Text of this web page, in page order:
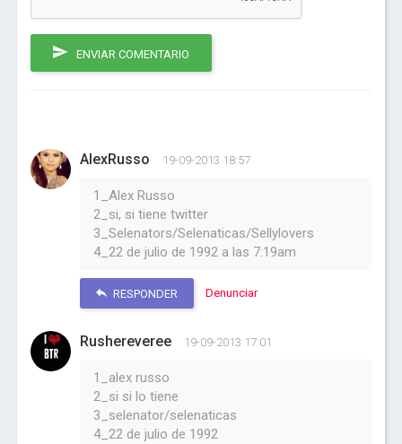
ENVIAR COMENTARIO
AlexRusso 19-09-2013 18:57
1_Alex Russo
2_si, si tiene twitter
3_Selenators/Selenaticas/Sellylovers
4_22 de julio de 1992 a las 7:19am
RESPONDER Denunciar
Rushereveree 19-09-2013 17:01
1_alex russo
2_si si lo tiene
3_selenator/selenaticas
4_22 de julio de 1992